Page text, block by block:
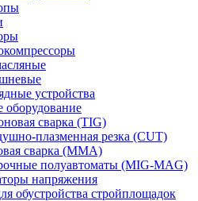
устройства
оборудование
сварка (TIG)
плазменная резка (CUT)
сварка (ММА)
полуавтоматы (MIG-MAG)
напряжения
обустройства стройплощадок